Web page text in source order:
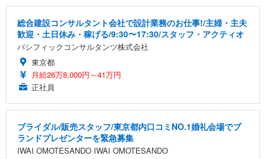
総合建設コンサルタント会社で設計業務のお仕事!/主婦・主夫
歓迎・土日休み・稼げる/9:30〜17:30/スタッフ・アクティオ
パシフィックコンサルタンツ株式会社
東京都
月給26万8,000円～41万円
正社員
ブライダル/販売スタッフ/東京都内口コミNO.1婚礼会場でブ
ランドプレゼンターを緊急募集
IWAI OMOTESANDO IWAI OMOTESANDO